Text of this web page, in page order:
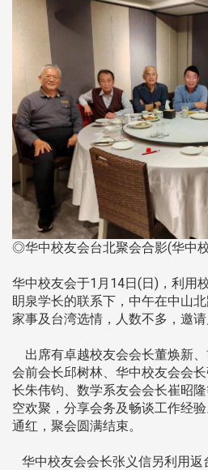
◎华中校友会台北聚会合影(华中
华中校友会于1月14日(日)，利用
眀泉学长的联系下，中午在中山
家事及台湾选情，人数不多，邀请
出席有卓越校友会会长董焕新
会前会长邱树林、华中校友会会
长朱伟钧、数学系友会会长崔昭
空欢聚，分享会务及畅谈工作经
通红，聚会圆满结束。
华中校友会会长张义信另利用